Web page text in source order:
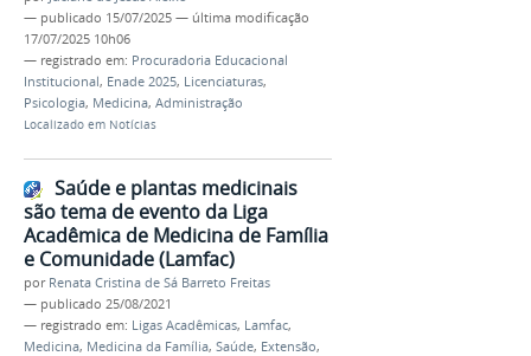
— publicado 15/07/2025 — última modificação
17/07/2025 10h06
— registrado em: Procuradoria Educacional
Institucional, Enade 2025, Licenciaturas,
Psicologia, Medicina, Administração
Localizado em Notícias
Saúde e plantas medicinais
são tema de evento da Liga
Acadêmica de Medicina de Família
e Comunidade (Lamfac)
por Renata Cristina de Sá Barreto Freitas
— publicado 25/08/2021
— registrado em: Ligas Acadêmicas, Lamfac,
Medicina, Medicina da Família, Saúde, Extensão,